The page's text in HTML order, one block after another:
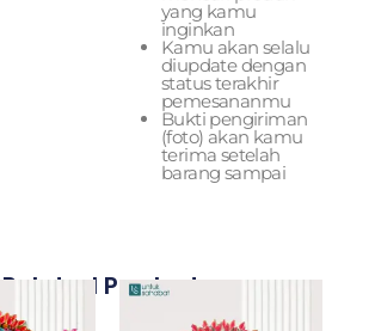
yang kamu
inginkan
Kamu akan selalu
diupdate dengan
status terakhir
pemesananmu
Bukti pengiriman
(foto) akan kamu
terima setelah
barang sampai
Related Products